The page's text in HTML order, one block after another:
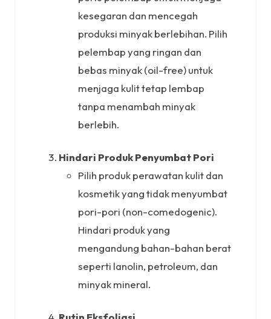
kesegaran dan mencegah
produksi minyak berlebihan. Pilih
pelembap yang ringan dan
bebas minyak (oil-free) untuk
menjaga kulit tetap lembap
tanpa menambah minyak
berlebih.
Hindari Produk Penyumbat Pori
Pilih produk perawatan kulit dan
kosmetik yang tidak menyumbat
pori-pori (non-comedogenic).
Hindari produk yang
mengandung bahan-bahan berat
seperti lanolin, petroleum, dan
minyak mineral.